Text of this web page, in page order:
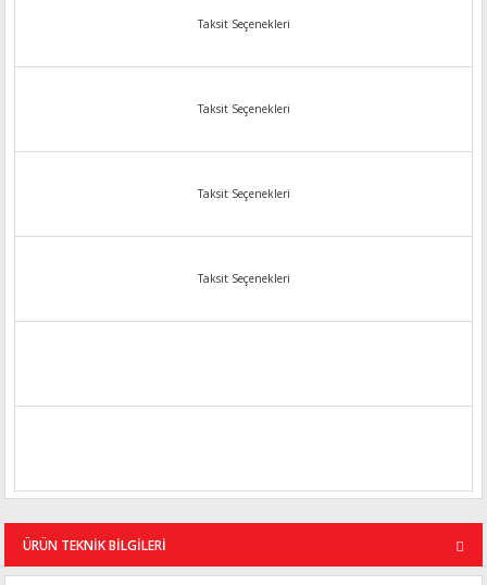
Taksit Seçenekleri
Taksit Seçenekleri
Taksit Seçenekleri
Taksit Seçenekleri
ÜRÜN TEKNİK BİLGİLERİ